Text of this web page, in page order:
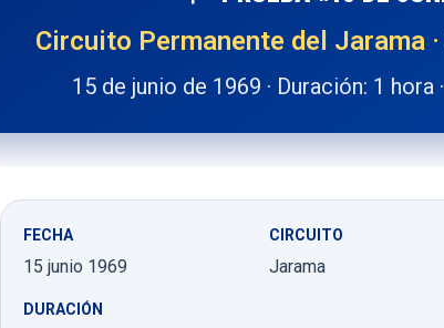
Circuito Permanente del Jarama
15 de junio de 1969 · Duración: 1 hora
FECHA
15 junio 1969
CIRCUITO
Jarama
DURACIÓN